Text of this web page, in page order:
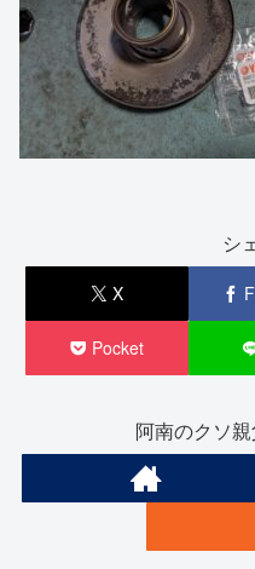
シ
X
Pocket
阿南のクソ